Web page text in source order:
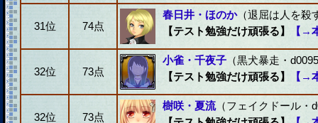
31位 74点
春日井・ほのか（退屈は人を殺
【テスト勉強だけ頑張る】
【→
32位 73点
小雀・千夜子 （黒犬暴走・
【テスト勉強だけ頑張る】
【→
32位 73点
樹咲・夏流（フェイクドール・